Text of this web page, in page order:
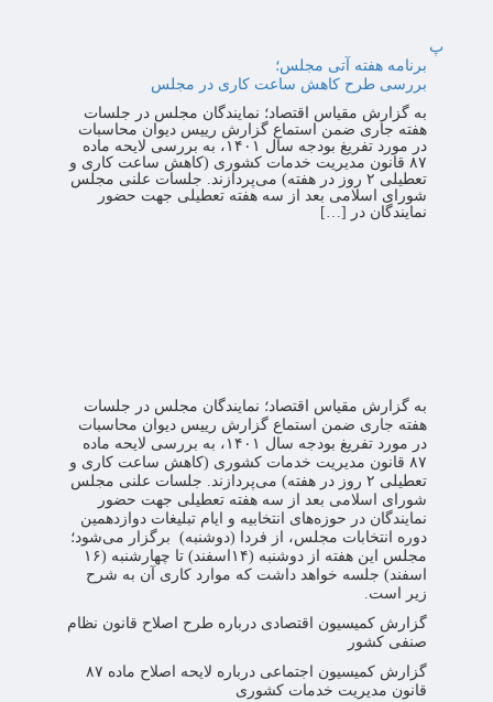
پ
برنامه هفته آتی مجلس؛
بررسی طرح کاهش ساعت کاری در مجلس
به گزارش مقیاس اقتصاد؛ نمایندگان مجلس در جلسات
هفته جاری ضمن استماع گزارش رییس دیوان محاسبات
در مورد تفریغ بودجه سال ۱۴۰۱، به بررسی لایحه ماده
۸۷ قانون مدیریت خدمات کشوری (کاهش ساعت کاری و
تعطیلی ۲ روز در هفته) می‌پردازند. جلسات علنی مجلس
شورای اسلامی بعد از سه هفته تعطیلی جهت حضور
نمایندگان در […]
به گزارش مقیاس اقتصاد؛ نمایندگان مجلس در جلسات
هفته جاری ضمن استماع گزارش رییس دیوان محاسبات
در مورد تفریغ بودجه سال ۱۴۰۱، به بررسی لایحه ماده
۸۷ قانون مدیریت خدمات کشوری (کاهش ساعت کاری و
تعطیلی ۲ روز در هفته) می‌پردازند. جلسات علنی مجلس
شورای اسلامی بعد از سه هفته تعطیلی جهت حضور
نمایندگان در حوزه‌های انتخابیه و ایام تبلیغات دوازدهمین
دوره انتخابات مجلس، از فردا (دوشنبه) برگزار می‌شود؛
مجلس این هفته از دوشنبه (۱۴اسفند) تا چهارشنبه (۱۶
اسفند) جلسه خواهد داشت که موارد کاری آن به شرح
زیر است.
گزارش کمیسیون اقتصادی درباره طرح اصلاح قانون نظام
صنفی کشور
گزارش کمیسیون اجتماعی درباره لایحه اصلاح ماده ۸۷
قانون مدیریت خدمات کشوری